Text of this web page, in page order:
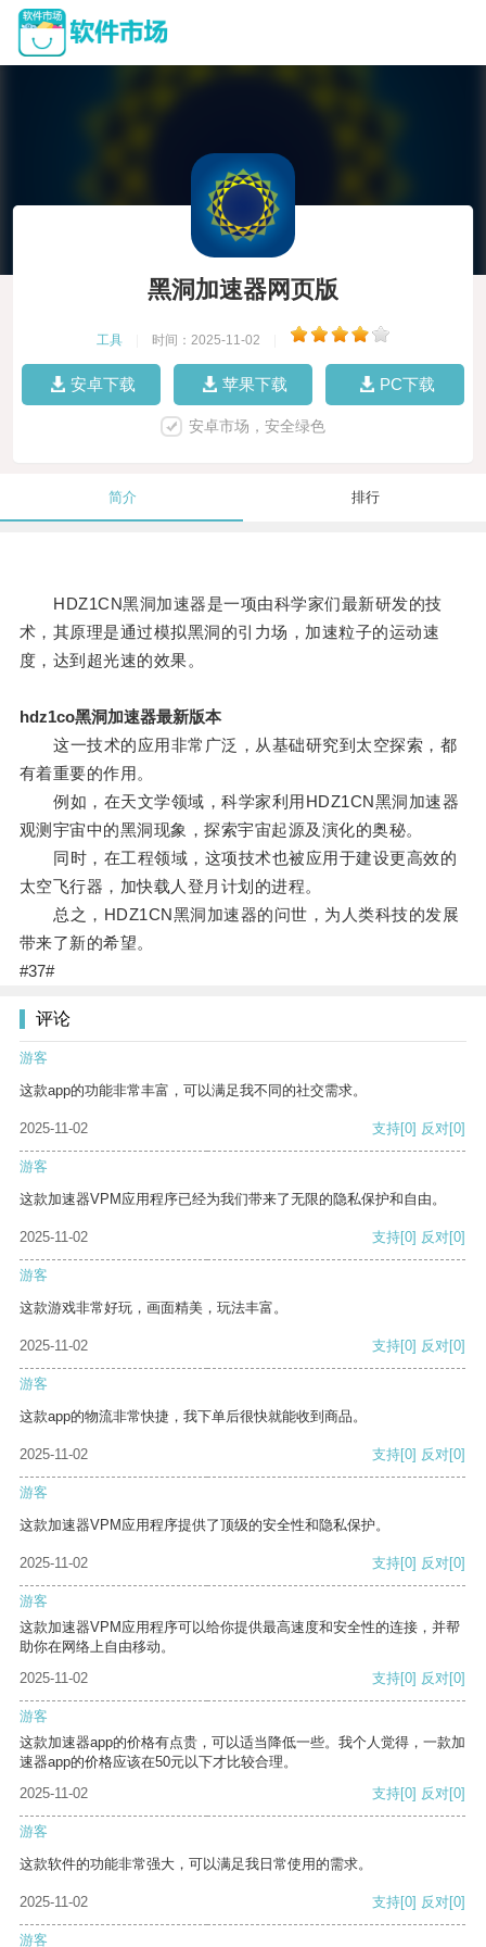
黑洞加速器网页版
工具 时间：2025-11-02
安卓下载 苹果下载 PC下载
安卓市场，安全绿色
简介 排行
HDZ1CN黑洞加速器是一项由科学家们最新研发的技
术，其原理是通过模拟黑洞的引力场，加速粒子的运动速
度，达到超光速的效果。
hdz1co黑洞加速器最新版本
这一技术的应用非常广泛，从基础研究到太空探索，都
有着重要的作用。
例如，在天文学领域，科学家利用HDZ1CN黑洞加速器
观测宇宙中的黑洞现象，探索宇宙起源及演化的奥秘。
同时，在工程领域，这项技术也被应用于建设更高效的
太空飞行器，加快载人登月计划的进程。
总之，HDZ1CN黑洞加速器的问世，为人类科技的发展
带来了新的希望。
#37#
评论
游客
这款app的功能非常丰富，可以满足我不同的社交需求。
2025-11-02 支持[0] 反对[0]
游客
这款加速器VPM应用程序已经为我们带来了无限的隐私保护和自由。
2025-11-02 支持[0] 反对[0]
游客
这款游戏非常好玩，画面精美，玩法丰富。
2025-11-02 支持[0] 反对[0]
游客
这款app的物流非常快捷，我下单后很快就能收到商品。
2025-11-02 支持[0] 反对[0]
游客
这款加速器VPM应用程序提供了顶级的安全性和隐私保护。
2025-11-02 支持[0] 反对[0]
游客
这款加速器VPM应用程序可以给你提供最高速度和安全性的连接，并帮
助你在网络上自由移动。
2025-11-02
支持[0] 反对[0]
游客
这款加速器app的价格有点贵，可以适当降低一些。我个人觉得，一款加
速器app的价格应该在50元以下才比较合理。
2025-11-02
支持[0] 反对[0]
游客
这款软件的功能非常强大，可以满足我日常使用的需求。
2025-11-02 支持[0] 反对[0]
游客